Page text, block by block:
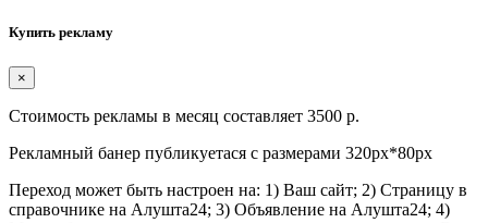
Купить рекламу
×
Стоимость рекламы в месяц составляет 3500 р.
Рекламный банер публикуетася с размерами 320px*80px
Переход может быть настроен на: 1) Ваш сайт; 2) Страницу в
справочнике на Алушта24; 3) Объявление на Алушта24; 4)